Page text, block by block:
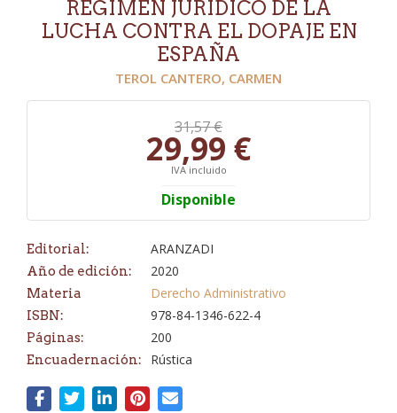
RÉGIMEN JURÍDICO DE LA
LUCHA CONTRA EL DOPAJE EN
ESPAÑA
TEROL CANTERO, CARMEN
31,57 €
29,99 €
IVA incluido
Disponible
Editorial: ARANZADI
Año de edición: 2020
Materia Derecho Administrativo
ISBN: 978-84-1346-622-4
Páginas: 200
Encuadernación: Rústica